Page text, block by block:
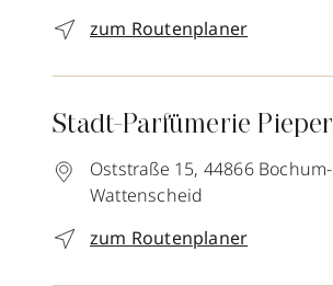
zum Routenplaner
Stadt-Parfümerie Pieper
Oststraße 15, 44866 Bochum-
Wattenscheid
zum Routenplaner